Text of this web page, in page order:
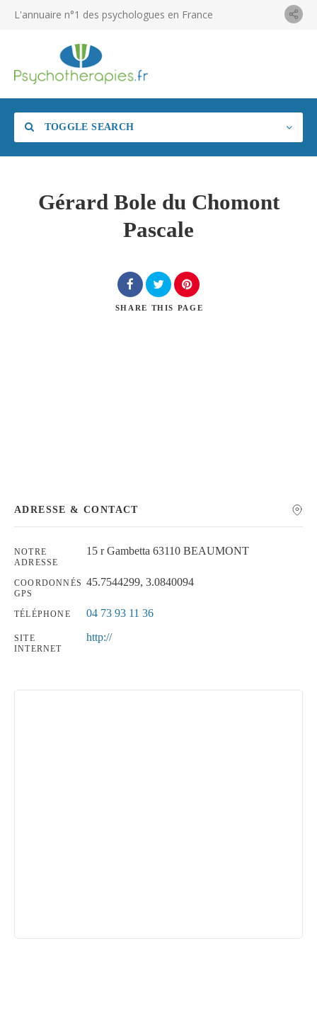
L'annuaire n°1 des psychologues en France
TOGGLE SEARCH
Gérard Bole du Chomont
Pascale
SHARE THIS PAGE
ADRESSE & CONTACT
NOTRE
ADRESSE
15 r Gambetta 63110 BEAUMONT
COORDONNÉS
GPS
45.7544299, 3.0840094
TÉLÉPHONE 04 73 93 11 36
SITE
INTERNET
http://